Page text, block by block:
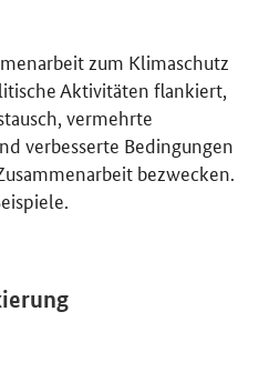
zum Klimaschutz
Aktivitäten flankiert,
vermehrte
verbesserte Bedingungen
bezwecken.